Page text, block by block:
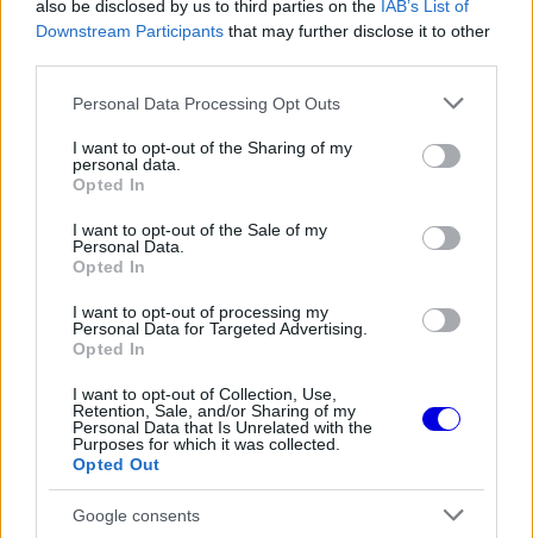
also be disclosed by us to third parties on the IAB’s List of
Downstream Participants that may further disclose it to other
Please note that this website/app uses one or more Google
not limited to your visit or usage behaviour. You may click to
grant or deny consent to Google and its third-party tags to
use your data for below specified purposes in below Google
consent section.
Personal Data Processing Opt Outs
I want to opt-out of the Sharing of my
personal data.
Opted In
I want to opt-out of the Sale of my
Personal Data.
Opted In
I want to opt-out of processing my
Personal Data for Targeted Advertising.
Opted In
I want to opt-out of Collection, Use,
Retention, Sale, and/or Sharing of my
Personal Data that Is Unrelated with the
Purposes for which it was collected.
Opted Out
Google consents